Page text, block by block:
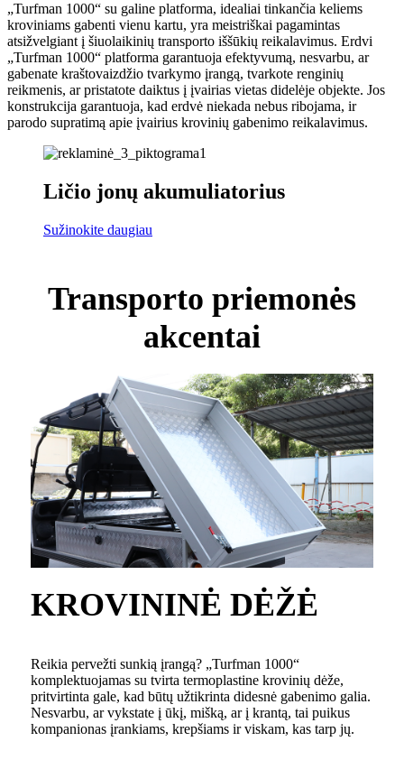
„Turfman 1000“ su galine platforma, idealiai tinkančia keliems
kroviniams gabenti vienu kartu, yra meistriškai pagamintas
atsižvelgiant į šiuolaikinių transporto iššūkių reikalavimus. Erdvi
„Turfman 1000“ platforma garantuoja efektyvumą, nesvarbu, ar
gabenate kraštovaizdžio tvarkymo įrangą, tvarkote renginių
reikmenis, ar pristatote daiktus į įvairias vietas didelėje objekte. Jos
konstrukcija garantuoja, kad erdvė niekada nebus ribojama, ir
parodo supratimą apie įvairius krovinių gabenimo reikalavimus.
Ličio jonų akumuliatorius
Sužinokite daugiau
Transporto priemonės
akcentai
KROVININĖ DĖŽĖ
Reikia pervežti sunkią įrangą? „Turfman 1000“
komplektuojamas su tvirta termoplastine krovinių dėže,
pritvirtinta gale, kad būtų užtikrinta didesnė gabenimo galia.
Nesvarbu, ar vykstate į ūkį, mišką, ar į krantą, tai puikus
kompanionas įrankiams, krepšiams ir viskam, kas tarp jų.